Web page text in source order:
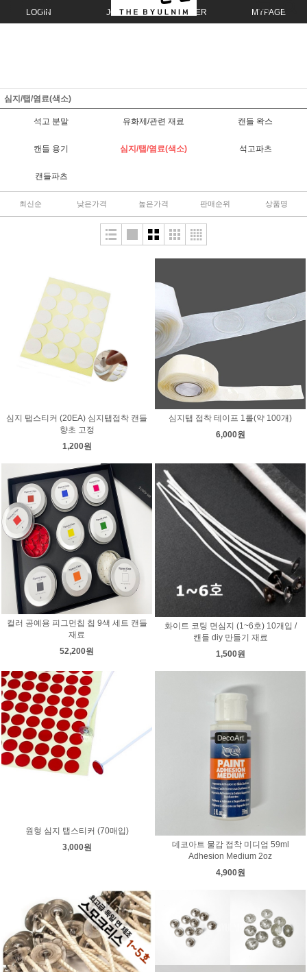
LOGIN JOIN ORDER MYPAGE
심지/탭/염료(색소)
석고 분말 유화제/관련 재료 캔들 왁스
캔들 용기 심지/탭/염료(색소) 석고파츠
캔들파츠
최신순 낮은가격 높은가격 판매순위 상품명
심지 탭스티커 (20EA) 심지탭접착 캔들
향초 고정
1,200원
심지탭 접착 테이프 1롤(약 100개)
6,000원
컬러 공예용 피그먼칩 칩 9색 세트 캔들
재료
52,200원
화이트 코팅 면심지 (1~6호) 10개입 /
캔들 diy 만들기 재료
1,500원
원형 심지 탭스티커 (70매입)
3,000원
데코아트 물감 접착 미디엄 59ml
Adhesion Medium 2oz
4,900원